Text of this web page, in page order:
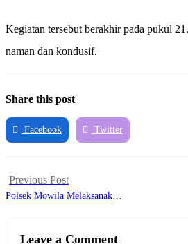
Kegiatan tersebut berakhir pada pukul
naman dan kondusif.
Share this post
Facebook Twitter
Previous Post
Polsek Mowila Melaksanakan
Leave a Comment